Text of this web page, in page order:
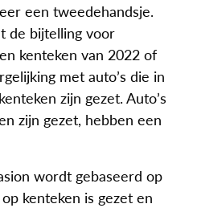
een tweedehandsje.
de bijtelling voor
kenteken van 2022 of
met auto’s die in
zijn gezet. Auto’s
zijn gezet, hebben een
wordt gebaseerd op
kenteken is gezet en